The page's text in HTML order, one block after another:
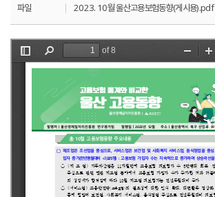
파일 2023. 10월 울산고용보험동향(게시용).pdf